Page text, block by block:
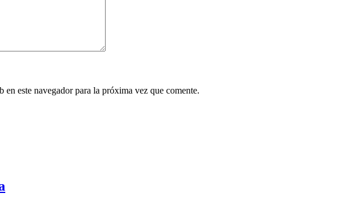
este navegador para la próxima vez que comente.